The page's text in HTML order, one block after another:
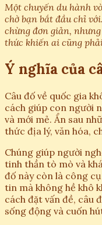
Một chuyến du hành
chờ bạn bắt đầu chỉ
chừng đơn giản,
thức khiến ai cũng
Ý nghĩa của
Câu đố về quốc gia
cách giúp con người
và mới mẻ. Ẩn sau
thức địa lý, văn hóa,
Chúng giúp người
tinh thần tò mò và
đố này còn là công
tin mà không hề khô
cách đặt vấn đề, câu
sống động và cuốn